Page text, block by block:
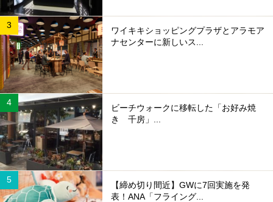
ワイキキショッピングプラザとアラモア
ナセンターに新しいス...
ビーチウォークに移転した「お好み焼
き 千房」...
【締め切り間近】GWに7回実施を発
表！ANA「フライング...